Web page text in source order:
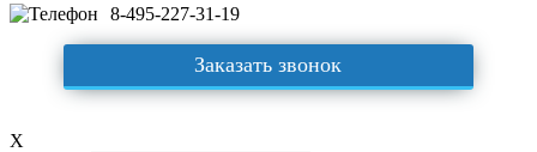
8-495-227-31-19
Заказать звонок
X